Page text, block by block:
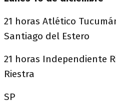
21 horas Atlético
Santiago del Estero
21 horas Independiente
Riestra
SP